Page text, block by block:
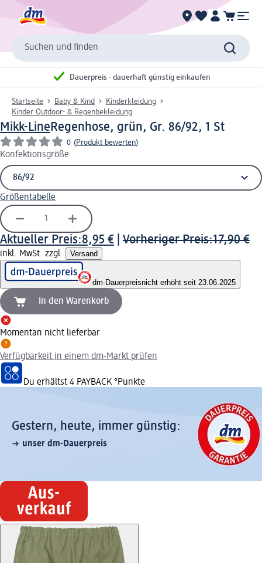
Suchen und finden
Dauerpreis - dauerhaft günstig einkaufen
Startseite Baby & Kind
Kinderkleidung
Kinder Outdoor- & Regenbekleidung
Mikk-LineRegenhose, grün, Gr. 86/92, 1 St
0 (Produkt bewerten)
Konfektionsgröße
Größentabelle
Aktueller Preis:8,95 € Vorheriger Preis:17,90 €
inkl. MwSt. zzgl. Versand
dm-Dauerpreisnicht erhöht seit 23.06.2025
In den Warenkorb
Momentan nicht lieferbar
Verfügbarkeit in einem dm-Markt prüfen
Du erhältst 4 PAYBACK °Punkte
Gestern, heute, immer günstig:
unser dm-Dauerpreis